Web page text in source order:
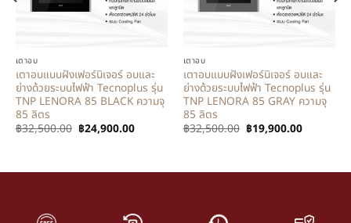
เตาอบ
เตาอบแบบฝังเฟอร์นิเจอร์ อบและ
ย่างด้วยระบบไฟฟ้า Tecnoplus รุ่น
TNP LENORA 85 BLACK ความจุ
85 ลิตร
฿32,500.00 ฿24,900.00
เตาอบ
เตาอบแบบฝังเฟอร์นิเจอร์ อบและ
ย่างด้วยระบบไฟฟ้า Tecnoplus รุ่น
TNP LENORA 85 GRAY ความจุ
85 ลิตร
฿32,500.00 ฿19,900.00